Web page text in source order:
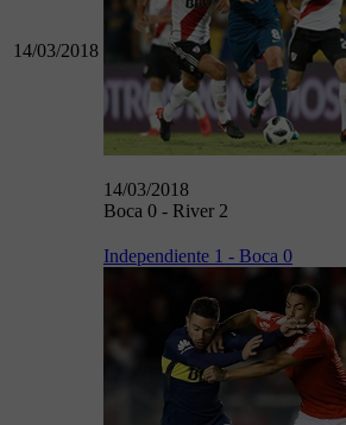
14/03/2018
14/03/2018
Boca 0 - River 2
Independiente 1 - Boca 0